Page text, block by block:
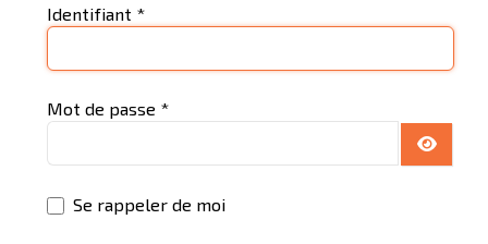
Identifiant *
Mot de passe *
Se rappeler de moi